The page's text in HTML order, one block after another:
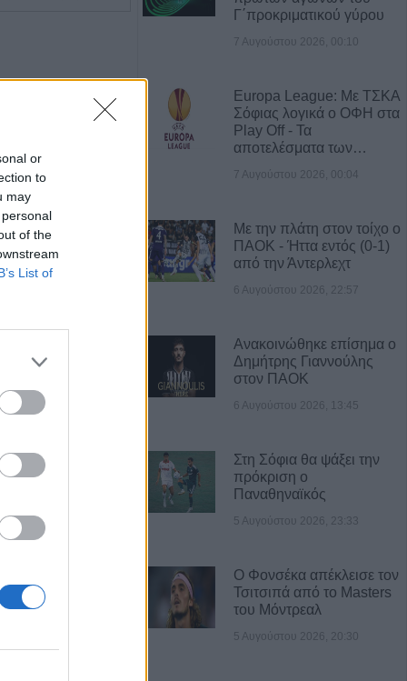
or
to
may
of the
List of
ΝΕΑ
πρώτων
Γ΄προκριματικού γύρου
7 Αυγούστου 2026, 00:10
Europa League: Με ΤΣΚΑ
Σόφιας λογικά ο ΟΦΗ στα
Play Off - Τα
αποτελέσματα των…
7 Αυγούστου 2026, 00:04
Με την πλάτη στον τοίχο ο
ΠΑΟΚ - Ήττα εντός (0-1)
από την Άντερλεχτ
6 Αυγούστου 2026, 22:57
Ανακοινώθηκε επίσημα ο
Δημήτρης Γιαννούλης
στον ΠΑΟΚ
6 Αυγούστου 2026, 13:45
Στη Σόφια θα ψάξει την
πρόκριση ο
Παναθηναϊκός
5 Αυγούστου 2026, 23:33
Ο Φονσέκα απέκλεισε τον
Τσιτσιπά από το Masters
του Μόντρεαλ
5 Αυγούστου 2026, 20:30